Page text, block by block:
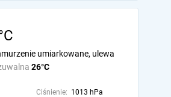
26°C
umiarkowane, ulewa
Ciśnienie: 1013 hPa